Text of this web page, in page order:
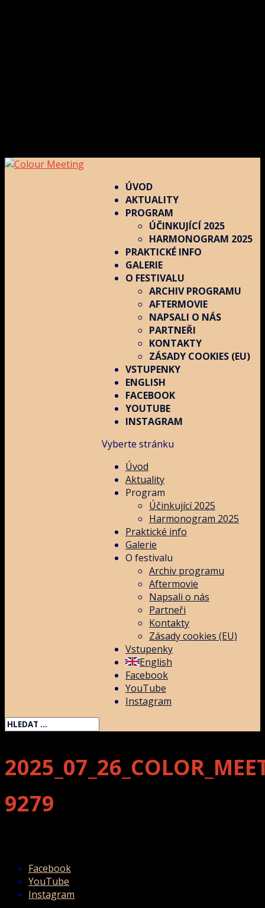
ÚVOD
AKTUALITY
PROGRAM
ÚČINKUJÍCÍ 2025
HARMONOGRAM 2025
PRAKTICKÉ INFO
GALERIE
O FESTIVALU
ARCHIV PROGRAMU
AFTERMOVIE
NAPSALI O NÁS
PARTNEŘI
KONTAKTY
ZÁSADY COOKIES (EU)
VSTUPENKY
ENGLISH
FACEBOOK
YOUTUBE
INSTAGRAM
Vyberte stránku
Úvod
Aktuality
Program
Účinkující 2025
Harmonogram 2025
Praktické info
Galerie
O festivalu
Archiv programu
Aftermovie
Napsali o nás
Partneři
Kontakty
Zásady cookies (EU)
Vstupenky
English
Facebook
YouTube
Instagram
9279
Facebook
YouTube
Instagram